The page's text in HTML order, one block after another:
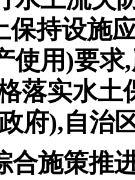
保持设施
使用)要
落实水土
府),自治
合施策推